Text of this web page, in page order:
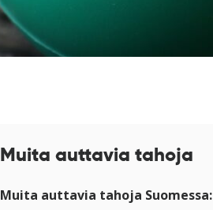
Muita auttavia tahoja
Muita auttavia tahoja Suomessa: